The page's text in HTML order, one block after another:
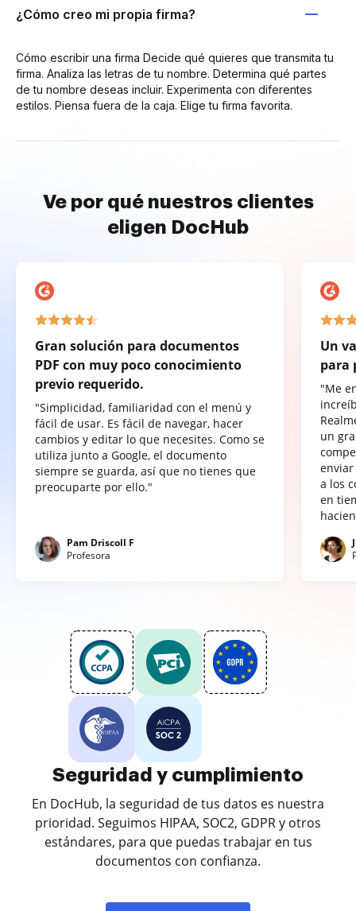
¿Cómo creo mi propia firma?
Cómo escribir una firma Decide qué quieres que transmita tu
firma. Analiza las letras de tu nombre. Determina qué partes
de tu nombre deseas incluir. Experimenta con diferentes
estilos. Piensa fuera de la caja. Elige tu firma favorita.
Ve por qué nuestros clientes
eligen DocHub
Gran solución para documentos
PDF con muy poco conocimiento
previo requerido.
"Simplicidad, familiaridad con el menú y
fácil de usar. Es fácil de navegar, hacer
cambios y editar lo que necesites. Como se
utiliza junto a Google, el documento
siempre se guarda, así que no tienes que
preocuparte por ello."
Pam Driscoll F
Profesora
Un
para
"Me
un
a los
en
Seguridad y cumplimiento
En DocHub, la seguridad de tus datos es nuestra
prioridad. Seguimos HIPAA, SOC2, GDPR y otros
estándares, para que puedas trabajar en tus
documentos con confianza.